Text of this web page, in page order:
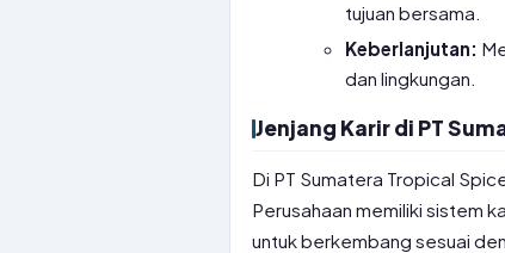
tujuan bersama.
Keberlanjutan:
dan lingkungan.
Jenjang Karir di PT
Di PT Sumatera Tropical
Perusahaan memiliki sistem
untuk berkembang sesuai